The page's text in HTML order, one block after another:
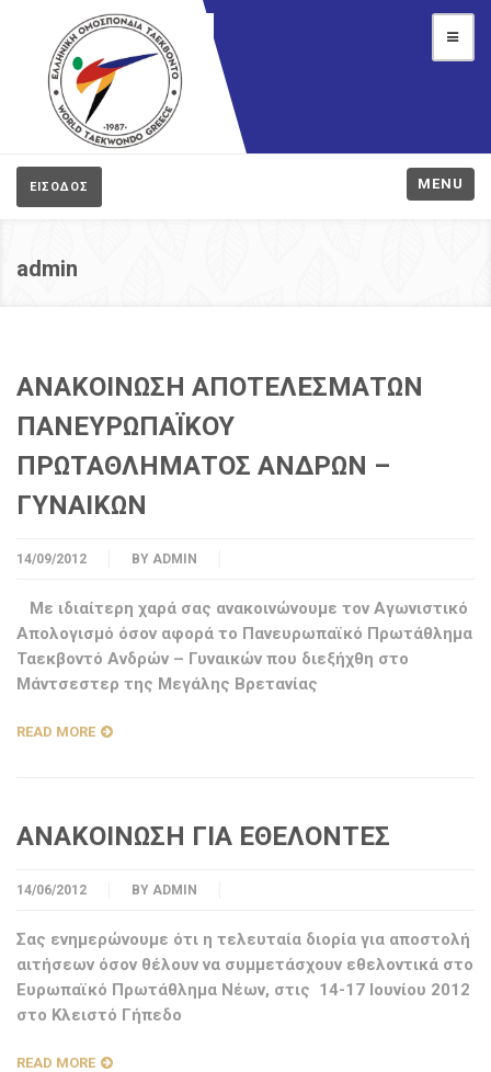
ΕΙΣΟΔΟΣ MENU
admin
ΑΝΑΚΟΙΝΩΣΗ ΑΠΟΤΕΛΕΣΜΑΤΩΝ
ΠΑΝΕΥΡΩΠΑΪΚΟΥ
ΠΡΩΤΑΘΛΗΜΑΤΟΣ ΑΝΔΡΩΝ –
ΓΥΝΑΙΚΩΝ
14/09/2012 BY ADMIN
Με ιδιαίτερη χαρά σας ανακοινώνουμε τον Αγωνιστικό
Απολογισμό όσον αφορά το Πανευρωπαϊκό Πρωτάθλημα
Ταεκβοντό Ανδρών – Γυναικών που διεξήχθη στο
Μάντσεστερ της Μεγάλης Βρετανίας
READ MORE
ΑΝΑΚΟΙΝΩΣΗ ΓΙΑ ΕΘΕΛΟΝΤΕΣ
14/06/2012 BY ADMIN
Σας ενημερώνουμε ότι η τελευταία διορία για αποστολή
αιτήσεων όσον θέλουν να συμμετάσχουν εθελοντικά στο
Ευρωπαϊκό Πρωτάθλημα Νέων, στις 14-17 Ιουνίου 2012
στο Κλειστό Γήπεδο
READ MORE